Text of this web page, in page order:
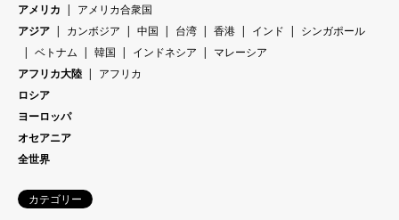
アメリカ
アメリカ合衆国
アジア
カンボジア 中国 台湾 香港 インド
シンガポール
ベトナム
韓国 インドネシア
マレーシア
アフリカ大陸
アフリカ
ロシア
ヨーロッパ
オセアニア
全世界
カテゴリー